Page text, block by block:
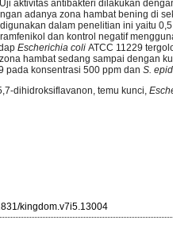
aktivitas antibakteri dilakukan
adanya zona hambat bening di
dalam penelitian ini yaitu
dan kontrol negatif
Escherichia coli ATCC 11229
hambat sedang sampai dengan
pada konsentrasi 500 ppm dan S.
dihidroksiflavanon, temu kunci,
kingdom.v7i5.13004